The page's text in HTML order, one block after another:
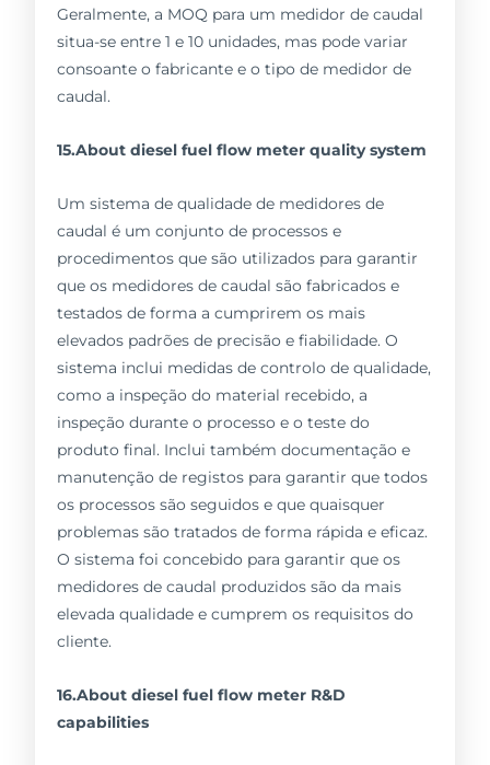
Geralmente, a MOQ para um medidor de caudal
situa-se entre 1 e 10 unidades, mas pode variar
consoante o fabricante e o tipo de medidor de
caudal.
15.About diesel fuel flow meter quality system
Um sistema de qualidade de medidores de
caudal é um conjunto de processos e
procedimentos que são utilizados para garantir
que os medidores de caudal são fabricados e
testados de forma a cumprirem os mais
elevados padrões de precisão e fiabilidade. O
sistema inclui medidas de controlo de qualidade,
como a inspeção do material recebido, a
inspeção durante o processo e o teste do
produto final. Inclui também documentação e
manutenção de registos para garantir que todos
os processos são seguidos e que quaisquer
problemas são tratados de forma rápida e eficaz.
O sistema foi concebido para garantir que os
medidores de caudal produzidos são da mais
elevada qualidade e cumprem os requisitos do
cliente.
16.About diesel fuel flow meter R&D
capabilities